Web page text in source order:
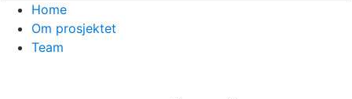
Home
Om prosjektet
Team